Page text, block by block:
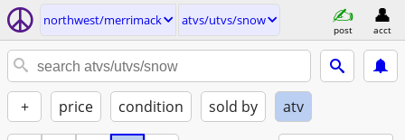
northwest/merrimack atvs/utvs/snow
post acct
+ price condition sold by atv